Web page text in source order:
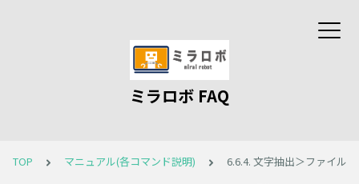
ミラロボ FAQ
TOP マニュアル(各コマンド説明) 6.6.4. 文字抽出＞ファイル